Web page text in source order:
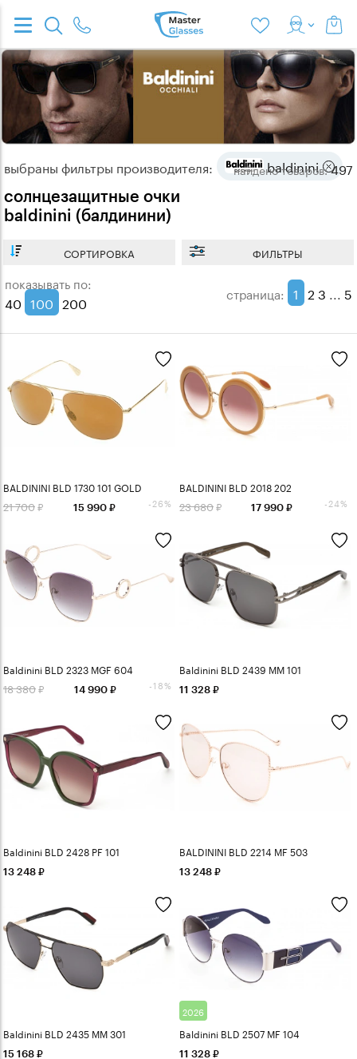
выбраны фильтры производителя: baldinini
солнцезащитные очки
baldinini (балдинини)
найденотоваров:497
СОРТИРОВКА ФИЛЬТРЫ
показывать по:
40 100 200 страница: 1 2 3 5
BALDININI BLD 1730 101 GOLD
21 700 15 990 -26%
BALDININI BLD 2018 202
23 680 17 990 -24%
Baldinini BLD 2323 MGF 604
18 380 14 990 -18%
Baldinini BLD 2439 MM 101
11 328
Baldinini BLD 2428 PF 101
13 248
BALDININI BLD 2214 MF 503
13 248
Baldinini BLD 2435 MM 301
15 168
2026
Baldinini BLD 2507 MF 104
11 328